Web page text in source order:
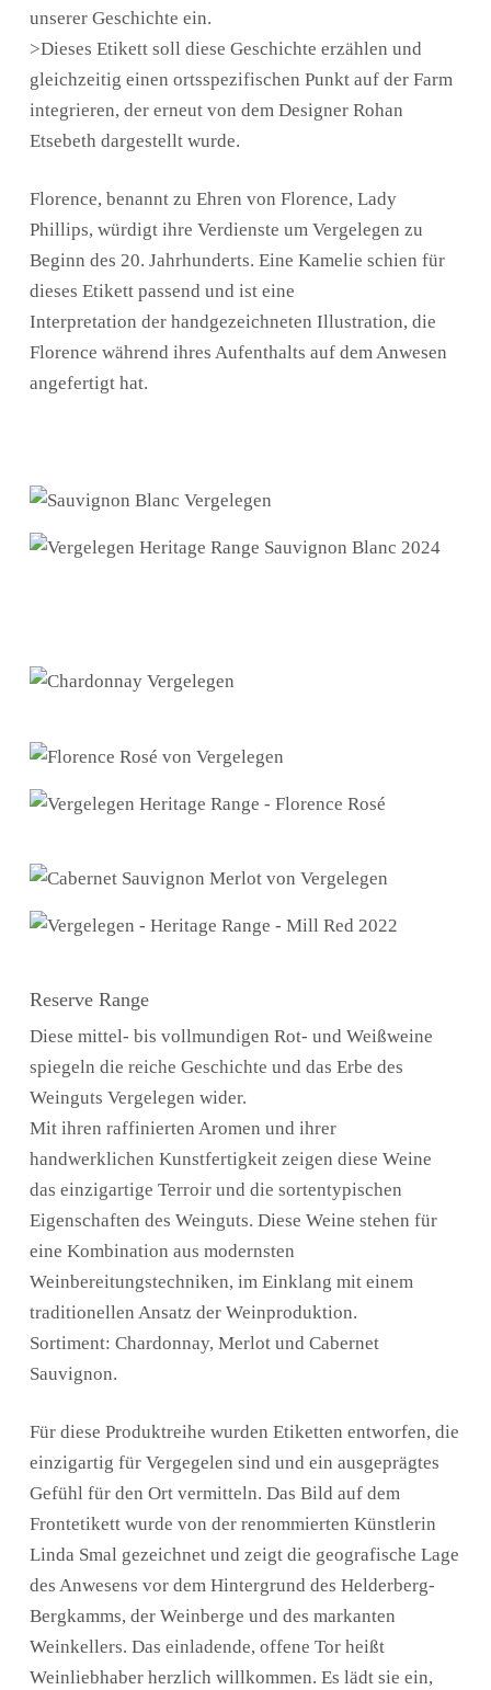
unserer Geschichte ein.
>Dieses Etikett soll diese Geschichte erzählen und
gleichzeitig einen ortsspezifischen Punkt auf der Farm
integrieren, der erneut von dem Designer Rohan
Etsebeth dargestellt wurde.
Florence, benannt zu Ehren von Florence, Lady
Phillips, würdigt ihre Verdienste um Vergelegen zu
Beginn des 20. Jahrhunderts. Eine Kamelie schien für
dieses Etikett passend und ist eine
Interpretation der handgezeichneten Illustration, die
Florence während ihres Aufenthalts auf dem Anwesen
angefertigt hat.
Reserve Range
Diese mittel- bis vollmundigen Rot- und Weißweine
spiegeln die reiche Geschichte und das Erbe des
Weinguts Vergelegen wider.
Mit ihren raffinierten Aromen und ihrer
handwerklichen Kunstfertigkeit zeigen diese Weine
das einzigartige Terroir und die sortentypischen
Eigenschaften des Weinguts. Diese Weine stehen für
eine Kombination aus modernsten
Weinbereitungstechniken, im Einklang mit einem
traditionellen Ansatz der Weinproduktion.
Sortiment: Chardonnay, Merlot und Cabernet
Sauvignon.
Für diese Produktreihe wurden Etiketten entworfen, die
einzigartig für Vergegelen sind und ein ausgeprägtes
Gefühl für den Ort vermitteln. Das Bild auf dem
Frontetikett wurde von der renommierten Künstlerin
Linda Smal gezeichnet und zeigt die geografische Lage
des Anwesens vor dem Hintergrund des Helderberg-
Bergkamms, der Weinberge und des markanten
Weinkellers. Das einladende, offene Tor heißt
Weinliebhaber herzlich willkommen. Es lädt sie ein,